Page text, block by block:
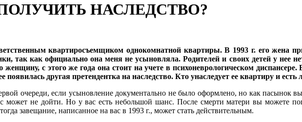
НАСЛЕДСТВО?
квартиросъемщиком однокомнатной квартиры. В 1993 г. его жена
так как официально она меня не усыновляла. Родителей и своих детей у нее
с этого же года она стоит на учете в психоневрологическом
появилась другая претендентка на наследство. Кто унаследует ее квартиру и
очереди, если усыновление документально не было оформлено, но как пасынок
может не дойти. Но у вас есть небольшой шанс. После смерти матери вы можете
завещание, написанное на вас в 1993 г., может стать действительным.